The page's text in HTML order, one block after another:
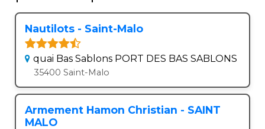
Nautilots - Saint-Malo
quai Bas Sablons PORT DES BAS SABLONS
35400 Saint-Malo
Armement Hamon Christian - SAINT
MALO